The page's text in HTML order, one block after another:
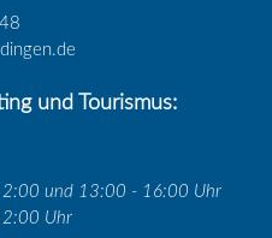
und Tourismus:
und 13:00 - 16:00 Uhr
Uhr